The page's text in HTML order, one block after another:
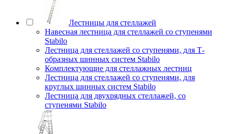
Лестницы для стеллажей
Навесная лестница для стеллажей со ступенями
Stabilo
Лестница для стеллажей со ступенями, для Т-
образных шинных систем Stabilo
Комплектующие для стеллажных лестниц
Лестница для стеллажей со ступенями, для
круглых шинных систем Stabilo
Лестница для двухрядных стеллажей, со
ступенями Stabilo